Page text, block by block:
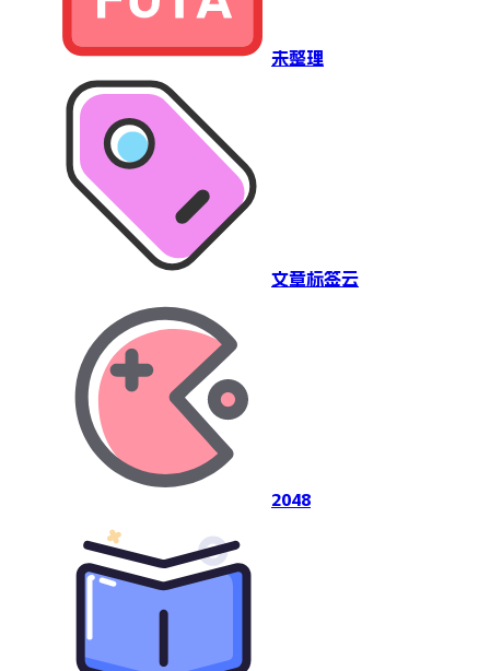
未整理
文章标签云
2048